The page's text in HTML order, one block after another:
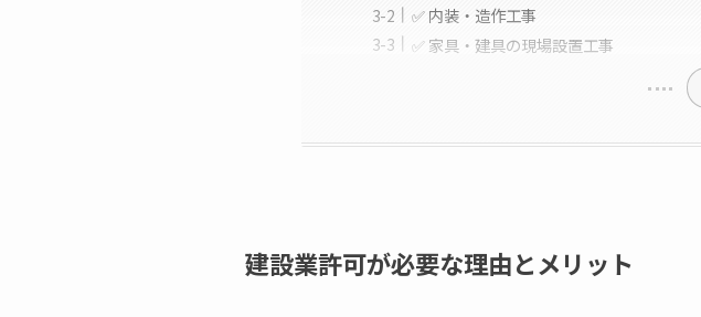
✅ 内装・造作工事
✅ 家具・建具の現場設置工事
建設業許可が必要な理由とメリット